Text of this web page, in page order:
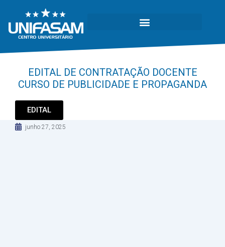
EDITAL DE CONTRATAÇÃO DOCENTE
CURSO DE PUBLICIDADE E PROPAGANDA
EDITAL
junho 27, 2025